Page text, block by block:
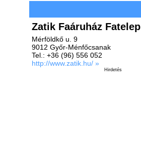
Zatik Faáruház Fatelep
Mérföldkő u. 9
9012 Győr-Ménfőcsanak
Tel.: +36 (96) 556 052
http://www.zatik.hu/ »
Hirdetés